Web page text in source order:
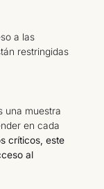
a las
restringidas
una muestra
en cada
críticos, este
al